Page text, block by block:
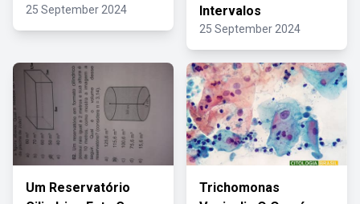
25 September 2024
Intervalos
25 September 2024
Um Reservatório
Trichomonas